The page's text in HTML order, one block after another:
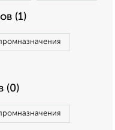
(1)
(0)